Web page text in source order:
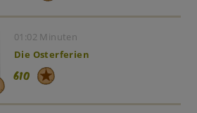
01:02 Minuten
Die Osterferien
610